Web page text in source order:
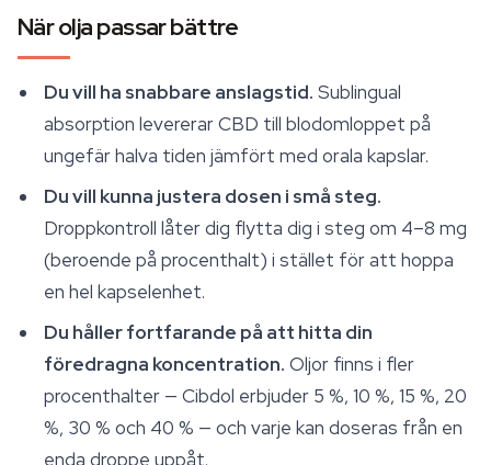
När olja passar bättre
Du vill ha snabbare anslagstid. Sublingual
absorption levererar CBD till blodomloppet på
ungefär halva tiden jämfört med orala kapslar.
Du vill kunna justera dosen i små steg.
Droppkontroll låter dig flytta dig i steg om 4–8 mg
(beroende på procenthalt) i stället för att hoppa
en hel kapselenhet.
Du håller fortfarande på att hitta din
föredragna koncentration. Oljor finns i fler
procenthalter — Cibdol erbjuder 5 %, 10 %, 15 %, 20
%, 30 % och 40 % — och varje kan doseras från en
enda droppe uppåt.